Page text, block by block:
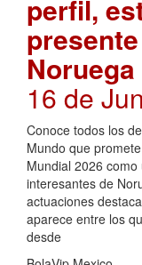
perfil,
16 de
Conoce todos los
Mundo que
Mundial 2026
interesantes de
actuaciones
aparece entre los
desde